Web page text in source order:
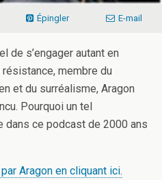
Épingler E-mail
de s’engager autant en
membre du
et du surréalisme, Aragon
Pourquoi un tel
dans ce podcast de 2000 ans
Aragon en cliquant ici.